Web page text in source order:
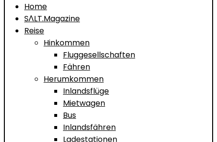
Home
SΛLT.Magazine
Reise
Hinkommen
Fluggesellschaften
Fähren
Herumkommen
Inlandsflüge
Mietwagen
Bus
Inlandsfähren
Ladestationen